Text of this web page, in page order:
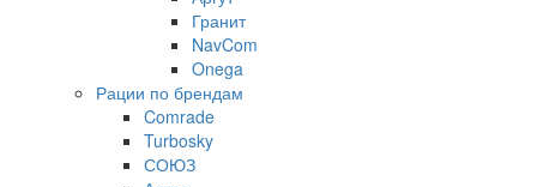
Гранит
NavCom
Onega
Рации по брендам
Comrade
Turbosky
СОЮЗ